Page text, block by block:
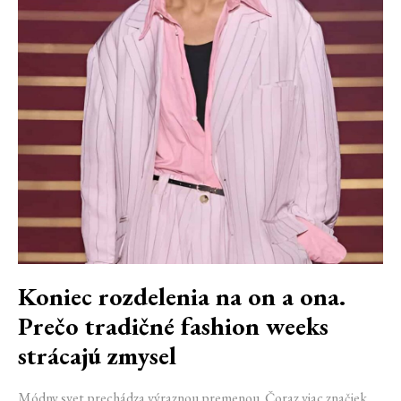
Koniec rozdelenia na on a ona.
Prečo tradičné fashion weeks
strácajú zmysel